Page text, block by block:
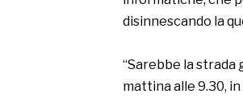
disinnescando la
“Sarebbe la
mattina alle 9.30,